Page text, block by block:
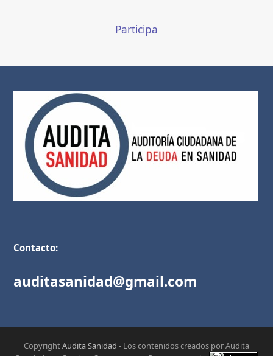
Participa
Contacto:
auditasanidad@gmail.com
CopyrightAudita Sanidad - Los contenidos creados por Audita